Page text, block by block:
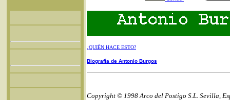
¿QUIÉN HACE ESTO?
Biografía de Antonio Burgos
Copyright © 1998 Arco del Postigo S.L. Sevilla,